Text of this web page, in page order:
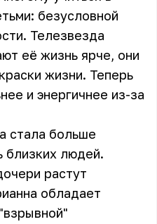
безусловной
Телезвезда
её жизнь ярче, они
жизни. Теперь
и энергичнее из-за
стала больше
близких людей.
растут
обладает